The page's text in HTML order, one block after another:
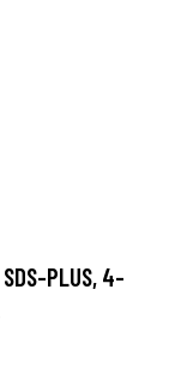
SDS-PLUS, 4-